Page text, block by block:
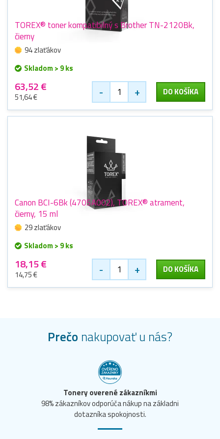
TOREX® toner kompatibilný s Brother TN-2120Bk,
čierny
94 zlaťákov
Skladom > 9 ks
63,52 €
51,64 € - + DO KOŠÍKA
Canon BCI-6Bk (4705A002), TOREX® atrament,
čierny, 15 ml
29 zlaťákov
Skladom > 9 ks
18,15 €
14,75 € - + DO KOŠÍKA
Prečo nakupovať u nás?
Tonery overené zákazníkmi
98% zákazníkov odporúča nákup na základni
dotazníka spokojnosti.